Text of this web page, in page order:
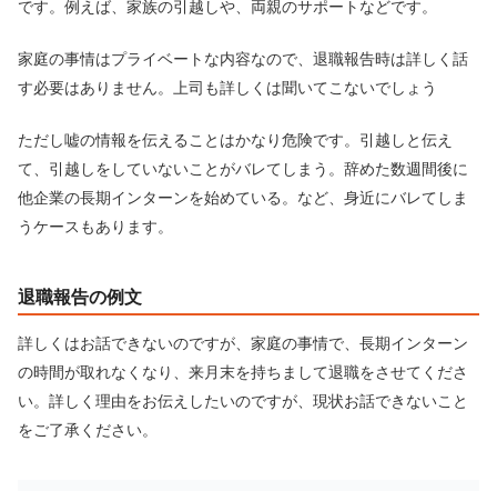
です。例えば、家族の引越しや、両親のサポートなどです。
家庭の事情はプライベートな内容なので、退職報告時は詳しく話
す必要はありません。上司も詳しくは聞いてこないでしょう
ただし嘘の情報を伝えることはかなり危険です。引越しと伝え
て、引越しをしていないことがバレてしまう。辞めた数週間後に
他企業の長期インターンを始めている。など、身近にバレてしま
うケースもあります。
退職報告の例文
詳しくはお話できないのですが、家庭の事情で、長期インターン
の時間が取れなくなり、来月末を持ちまして退職をさせてくださ
い。詳しく理由をお伝えしたいのですが、現状お話できないこと
をご了承ください。